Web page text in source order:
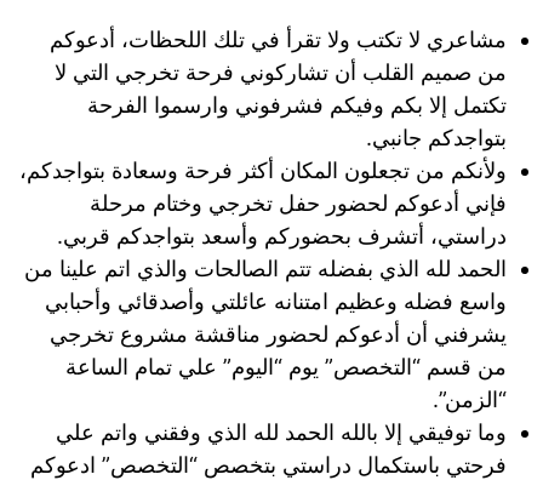
مشاعري لا تكتب ولا تقرأ في تلك اللحظات، أدعوكم
من صميم القلب أن تشاركوني فرحة تخرجي التي لا
تكتمل إلا بكم وفيكم فشرفوني وارسموا الفرحة
بتواجدكم جانبي.
ولأنكم من تجعلون المكان أكثر فرحة وسعادة بتواجدكم،
فإني أدعوكم لحضور حفل تخرجي وختام مرحلة
دراستي، أتشرف بحضوركم وأسعد بتواجدكم قربي.
الحمد لله الذي بفضله تتم الصالحات والذي اتم علينا من
واسع فضله وعظيم امتنانه عائلتي وأصدقائي وأحبابي
يشرفني أن أدعوكم لحضور مناقشة مشروع تخرجي
من قسم “التخصص” يوم “اليوم” علي تمام الساعة
“الزمن”.
وما توفيقي إلا بالله الحمد لله الذي وفقني واتم علي
فرحتي باستكمال دراستي بتخصص “التخصص” ادعوكم